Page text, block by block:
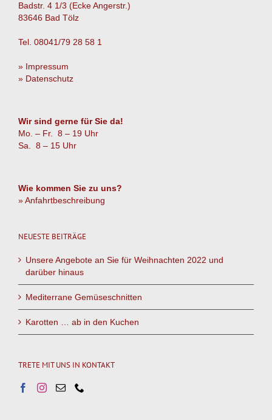
Badstr. 4 1/3 (Ecke Angerstr.)
83646 Bad Tölz
Tel. 08041/79 28 58 1
» Impressum
» Datenschutz
Wir sind gerne für Sie da!
Mo. – Fr. 8 – 19 Uhr
Sa. 8 – 15 Uhr
Wie kommen Sie zu uns?
» Anfahrtbeschreibung
NEUESTE BEITRÄGE
Unsere Angebote an Sie für Weihnachten 2022 und
darüber hinaus
Mediterrane Gemüseschnitten
Karotten … ab in den Kuchen
TRETE MIT UNS IN KONTAKT